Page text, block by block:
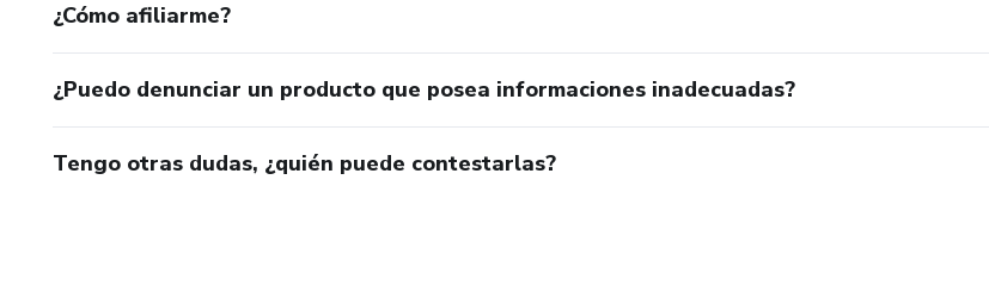
¿Cómo afiliarme?
¿Puedo denunciar un producto que posea informaciones inadecuadas?
Tengo otras dudas, ¿quién puede contestarlas?